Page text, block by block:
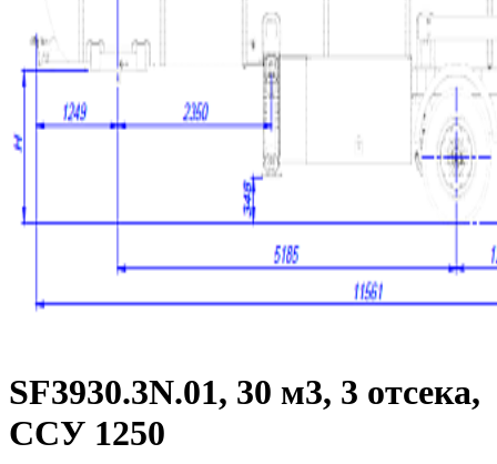
SF3930.3N.01, 30 м3, 3 отсека,
ССУ 1250